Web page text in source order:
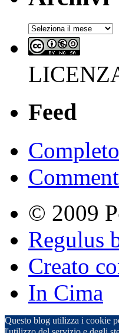
Archivi
Feed
Completo
© 2009
Regulus
Creato
In Cima
Questo blog utilizza i cookie